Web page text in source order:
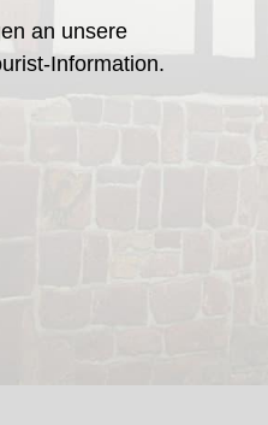
an unsere
Information.